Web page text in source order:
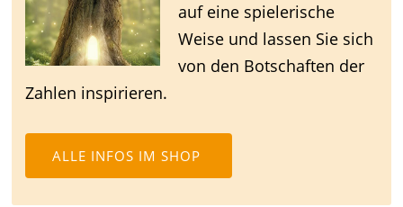
auf eine spielerische
Weise und lassen Sie sich
von den Botschaften der
Zahlen inspirieren.
ALLE INFOS IM SHOP